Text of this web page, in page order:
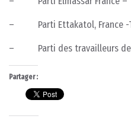
– Parti Ettakatol, France -
– Parti des travailleurs de
Partager :